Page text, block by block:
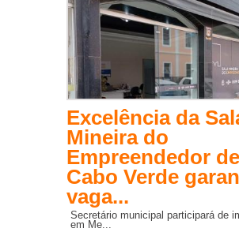
Excelência da
Mineira do
Empreendedor de
Cabo Verde
vaga...
Secretário municipal participará de
em Me...